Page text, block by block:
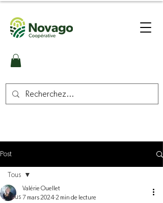
Post
Tous
Tous
Valérie Ouellet
7 mars 2024 2 min de lecture